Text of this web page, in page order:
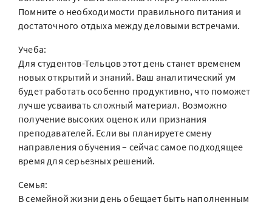
Помните о необходимости правильного питания и
достаточного отдыха между деловыми встречами.
Учеба:
Для студентов-Тельцов этот день станет временем
новых открытий и знаний. Ваш аналитический ум
будет работать особенно продуктивно, что поможет
лучше усваивать сложный материал. Возможно
получение высоких оценок или признания
преподавателей. Если вы планируете смену
направления обучения – сейчас самое подходящее
время для серьезных решений.
Семья:
В семейной жизни день обещает быть наполненным